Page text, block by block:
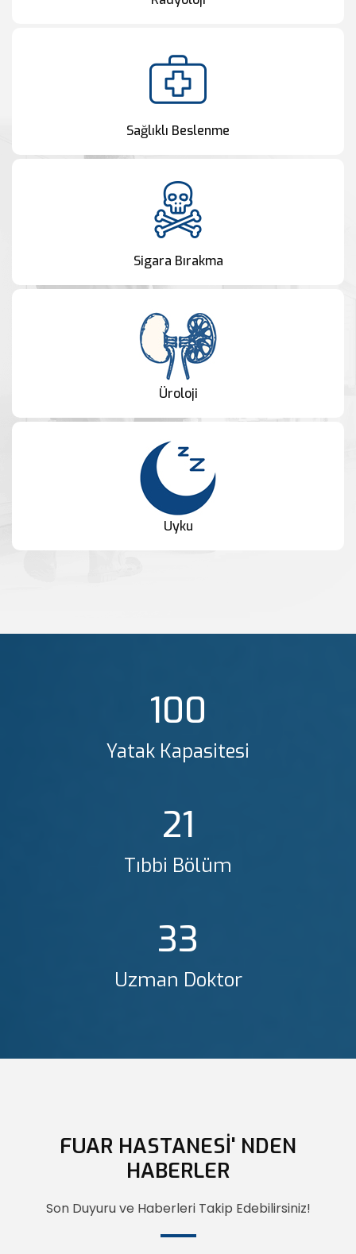
Sağlıklı Beslenme
Sigara Bırakma
Üroloji
Uyku
100
Yatak Kapasitesi
21
Tıbbi Bölüm
33
Uzman Doktor
FUAR HASTANESİ' NDEN
HABERLER
Son Duyuru ve Haberleri Takip Edebilirsiniz!